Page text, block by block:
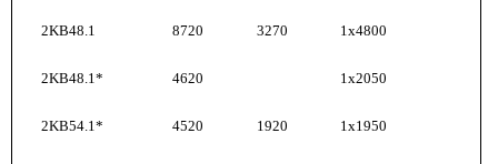
2KB48.1 8720 3270 1x4800
2KB48.1* 4620 1x2050
2KB54.1* 4520 1920 1x1950